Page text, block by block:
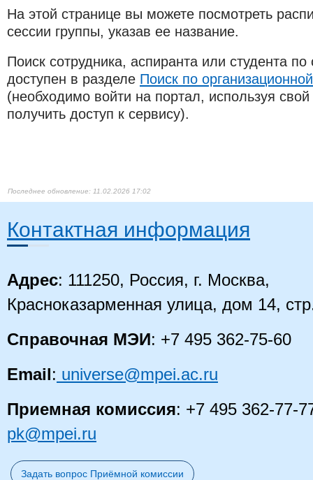
На этой странице вы можете посмотреть
сессии группы, указав ее название.
Поиск сотрудника, аспиранта или студента
доступен в разделе Поиск по
(необходимо войти на портал, используя
получить доступ к сервису).
11.02.2026 17:02
Контактная информация
Адрес: 111250, Россия, г. Москва,
Красноказарменная улица, дом 14,
Справочная МЭИ: +7 495 362-75-60
Email: universe@mpei.ac.ru
Приемная комиссия: +7 495 362-77-
pk@mpei.ru
Задать вопрос Приёмной комиссии